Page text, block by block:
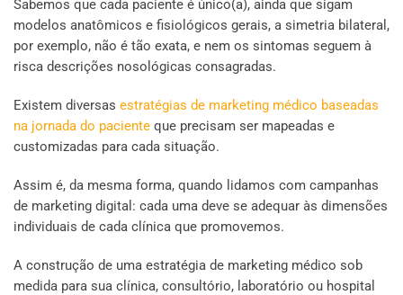
Sabemos que cada paciente é único(a), ainda que sigam
modelos anatômicos e fisiológicos gerais, a simetria bilateral,
por exemplo, não é tão exata, e nem os sintomas seguem à
risca descrições nosológicas consagradas.
Existem diversas estratégias de marketing médico baseadas
na jornada do paciente que precisam ser mapeadas e
customizadas para cada situação.
Assim é, da mesma forma, quando lidamos com campanhas
de marketing digital: cada uma deve se adequar às dimensões
individuais de cada clínica que promovemos.
A construção de uma estratégia de marketing médico sob
medida para sua clínica, consultório, laboratório ou hospital